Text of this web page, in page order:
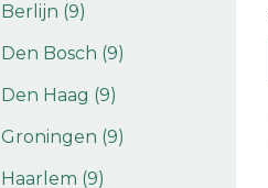
Berlijn (9)
Den Bosch (9)
Den Haag (9)
Groningen (9)
Haarlem (9)